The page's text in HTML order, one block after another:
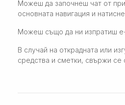
Можеш да започнеш чат от
основната навигация и
Можеш също да ни изпратиш
В случай на открадната или
средства и сметки, свържи се